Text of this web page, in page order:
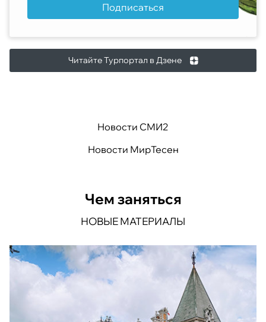
Подписаться
Читайте Турпортал в Дзене
Новости СМИ2
Новости МирТесен
Чем заняться
НОВЫЕ МАТЕРИАЛЫ